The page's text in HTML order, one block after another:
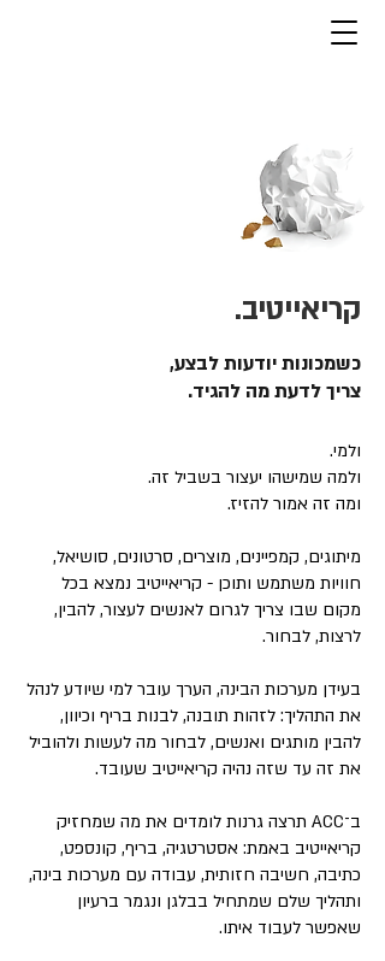
קריאייטיב.
כשמכונות יודעות לבצע,
צריך לדעת מה להגיד.
ולמי.
ולמה שמישהו יעצור בשביל זה.
ומה זה אמור להזיז.
מיתוגים, קמפיינים, מוצרים, סרטונים, סושיאל,
חוויות משתמש ותוכן - קריאייטיב נמצא בכל
מקום שבו צריך לגרום לאנשים לעצור, להבין,
לרצות, לבחור.
בעידן מערכות הבינה, הערך עובר למי שיודע לנהל
את התהליך: לזהות תובנה, לבנות בריף וכיוון,
להבין מותגים ואנשים, לבחור מה לעשות ולהוביל
את זה עד שזה נהיה קריאייטיב שעובד.
ב־ACC תרצה גרנות לומדים את מה שמחזיק
קריאייטיב באמת: אסטרטגיה, בריף, קונספט,
כתיבה, חשיבה חזותית, עבודה עם מערכות בינה,
ותהליך שלם שמתחיל בבלגן ונגמר ברעיון
שאפשר לעבוד איתו.